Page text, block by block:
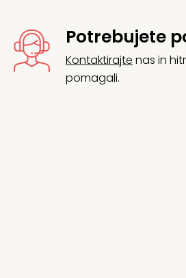
Potrebujete
Kontaktirajte nas in
pomagali.